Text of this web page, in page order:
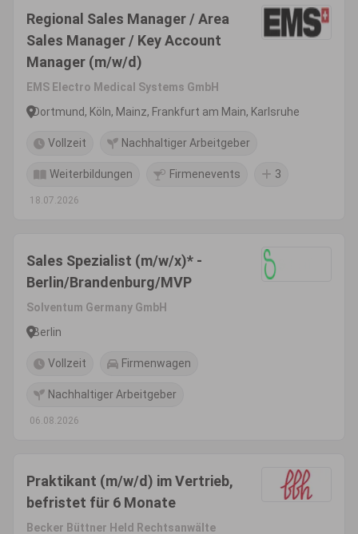
Regional Sales Manager / Area
Sales Manager / Key Account
Manager (m/w/d)
EMS Electro Medical Systems GmbH
Dortmund, Köln, Mainz, Frankfurt am Main, Karlsruhe
Vollzeit Nachhaltiger Arbeitgeber
Weiterbildungen Firmenevents 3
18.07.2026
Sales Spezialist (m/w/x)* -
Berlin/Brandenburg/MVP
Solventum Germany GmbH
Berlin
Vollzeit Firmenwagen
Nachhaltiger Arbeitgeber
06.08.2026
Praktikant (m/w/d) im Vertrieb,
befristet für 6 Monate
Becker Büttner Held Rechtsanwälte